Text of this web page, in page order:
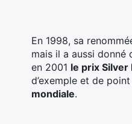
En 1998, sa
mais il a aussi donné
en 2001 le prix Silver
d’exemple et de
mondiale.